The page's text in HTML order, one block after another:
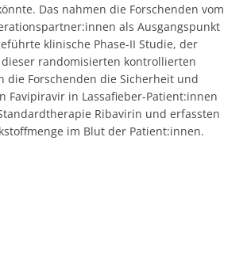
Das nahmen die Forschenden vom
als Ausgangspunkt
klinische Phase-II Studie, der
dieser randomisierten kontrollierten
die Forschenden die Sicherheit und
Favipiravir in Lassafieber-Patient:innen
Ribavirin und erfassten
im Blut der Patient:innen.